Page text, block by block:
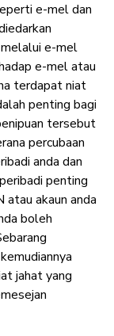
e-mel dan
e-mel
e-mel atau
terdapat niat
penting bagi
tersebut
percubaan
anda dan
penting
akaun anda
boleh
jahat yang